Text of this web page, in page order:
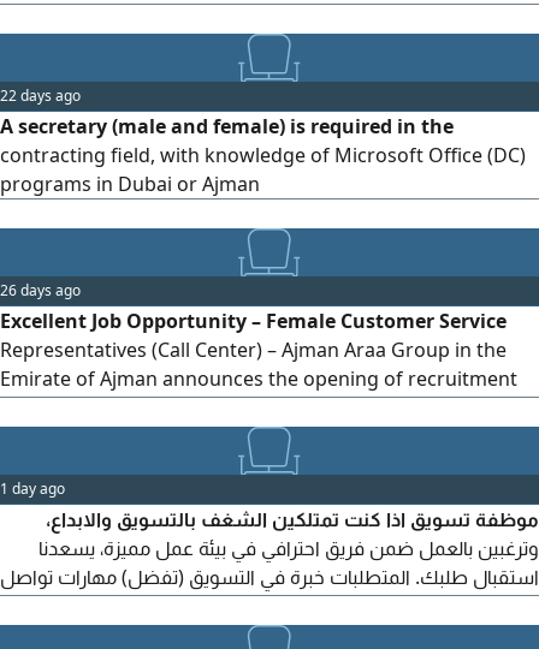
22 days ago
A secretary (male and female) is required in the
contracting field, with knowledge of Microsoft Office (DC)
programs in Dubai or Ajman
26 days ago
Excellent Job Opportunity – Female Customer Service
Representatives (Call Center) – Ajman Araa Group in the
Emirate of Ajman announces the opening of recruitment
time, office-based basis, to join our distinguished team.
Key Responsibilities: - Effective Communication: Speaking
professionally with customers over the phone. - Attraction
and Sales: Attracting new clients and explaining services
and products to convince them. - Follow-up: Providing
support and answering customer inquiries.
1 day ago
موظفة تسويق اذا كنت تمتلكين الشغف بالتسويق والابداع،
وترغبين بالعمل ضمن فريق احترافي في بيئة عمل مميزة، يسعدنا
استقبال طلبك. المتطلبات خبرة في التسويق (تفضل) مهارات تواصل
سنتر عجمان. القدرة على العمل ضمن فريق نبحث عن سكرتيرة